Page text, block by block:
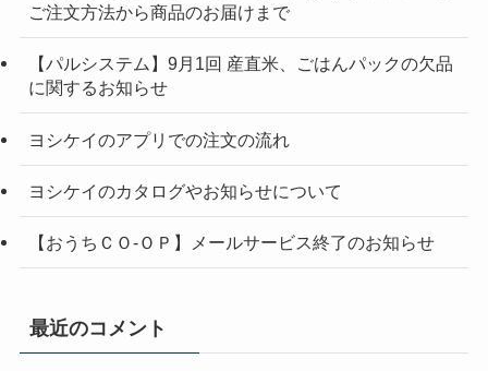
ご注文方法から商品のお届けまで
【パルシステム】9月1回 産直米、ごはんパックの欠品
に関するお知らせ
ヨシケイのアプリでの注文の流れ
ヨシケイのカタログやお知らせについて
【おうちＣＯ-ＯＰ】メールサービス終了のお知らせ
最近のコメント